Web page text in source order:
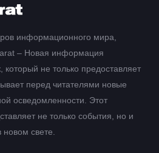
информационного мира,
– Новая информация
который не только предоставляет
перед читателями новые
осведомленности. Этот
не только события, но и
свете.